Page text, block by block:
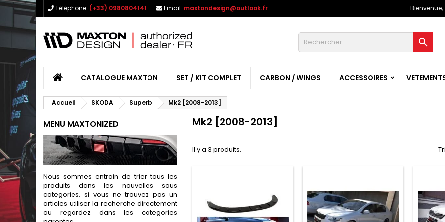
Téléphone: (+33) 0980804141 Email: maxtondesign@outlook.fr Bienvenue,

CATALOGUE MAXTON SET / KIT COMPLET CARBON / WINGS ACCESSOIRES
Accueil SKODA Superb Mk2 [2008-2013]
MENU MAXTONIZED
Nous sommes entrain de trier tous les
produits dans les nouvelles sous
categories. si vous ne trouvez pas un
articles utiliser la recherche directement
ou regardez dans les categories
Mk2 [2008-2013]
Il y a 3 produits.